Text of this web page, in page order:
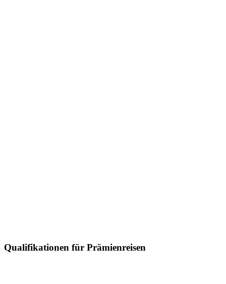
Qualifikationen für Prämienreisen